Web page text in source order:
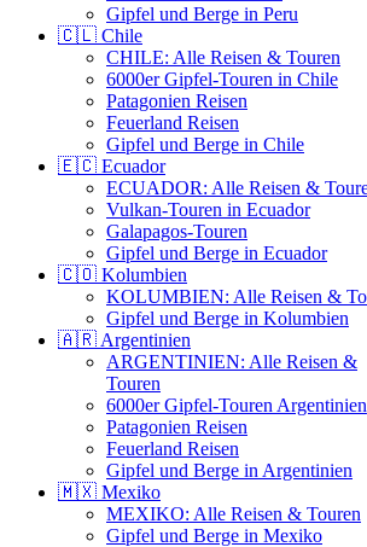
Gipfel und Berge in Peru
🇨🇱 Chile
CHILE: Alle Reisen & Touren
6000er Gipfel-Touren in Chile
Patagonien Reisen
Feuerland Reisen
Gipfel und Berge in Chile
🇪🇨 Ecuador
ECUADOR: Alle Reisen &
Vulkan-Touren in Ecuador
Galapagos-Touren
Gipfel und Berge in Ecuador
🇨🇴 Kolumbien
KOLUMBIEN: Alle Reisen &
Gipfel und Berge in Kolumbien
🇦🇷 Argentinien
ARGENTINIEN: Alle Reisen &
Touren
6000er Gipfel-Touren Argentinien
Patagonien Reisen
Feuerland Reisen
Gipfel und Berge in Argentinien
🇲🇽 Mexiko
MEXIKO: Alle Reisen & Touren
Gipfel und Berge in Mexiko